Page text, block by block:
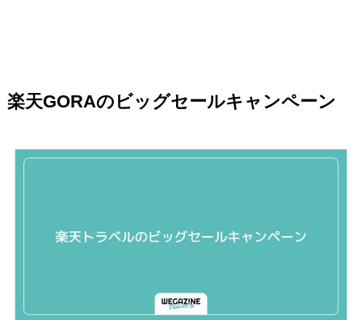
楽天GORAのビッグセールキャンペーン